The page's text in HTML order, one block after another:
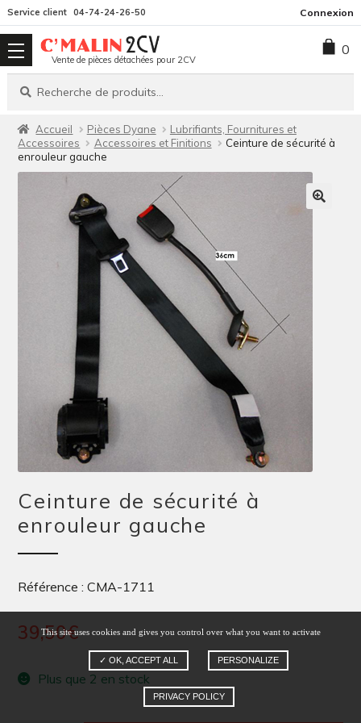
la
navigation
contenu
Service client 04-74-24-26-50 Connexion
Vente de pièces détachées pour 2CV
Recherche
Recherche
0
Accueil Pièces Dyane
Lubrifiants, Fournitures et
Accessoires
Accessoires et Finitions
Ceinture de sécurité à
enrouleur gauche
Ceinture de sécurité à
enrouleur gauche
Référence : CMA-1711
39,50€
Plus que 2 en stock
This site uses cookies and gives you control over what you want to activate
✓ OK, ACCEPT ALL PERSONALIZE
PRIVACY POLICY